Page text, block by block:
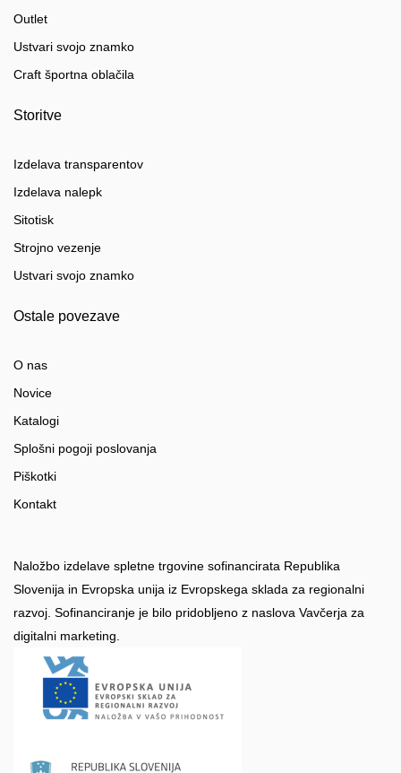
Outlet
Ustvari svojo znamko
Craft športna oblačila
Storitve
Izdelava transparentov
Izdelava nalepk
Sitotisk
Strojno vezenje
Ustvari svojo znamko
Ostale povezave
O nas
Novice
Katalogi
Splošni pogoji poslovanja
Piškotki
Kontakt
Naložbo izdelave spletne trgovine sofinancirata Republika
Slovenija in Evropska unija iz Evropskega sklada za regionalni
razvoj. Sofinanciranje je bilo pridobljeno z naslova Vavčerja za
digitalni marketing.